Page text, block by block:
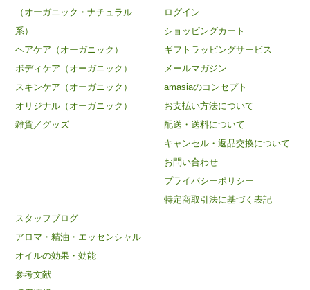
（オーガニック・ナチュラル
系）
ヘアケア（オーガニック）
ボディケア（オーガニック）
スキンケア（オーガニック）
オリジナル（オーガニック）
雑貨／グッズ
ログイン
ショッピングカート
ギフトラッピングサービス
メールマガジン
amasiaのコンセプト
お支払い方法について
配送・送料について
キャンセル・返品交換について
お問い合わせ
プライバシーポリシー
特定商取引法に基づく表記
スタッフブログ
アロマ・精油・エッセンシャル
オイルの効果・効能
参考文献